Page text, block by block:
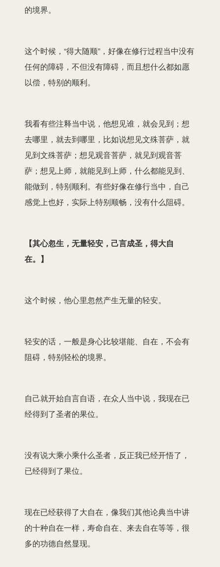
的境界。
这个时候，“得大随顺”，好像在修行过程当中没有
任何的障碍，不但没有障碍，而且想什么都如愿
以偿，特别的顺利。
我看有些注释当中说，他想见谁，就会见到；想
去哪里，就去到哪里，比如说想见文殊菩萨，就
见到文殊菩萨；想见观音菩萨，就见到观音菩
萨；想见上师，就能见到上师，什么都能见到、
能做到，特别顺利。有些好像在修行当中，自己
感觉上也好，实际上特别顺畅，没有什么阻碍。
【其心忽生，无量轻安，己言成圣，得大自
在。 】
这个时候，他心里忽然产生无量的轻安。
轻安的话，一般是身心比较堪能、自在，不会有
阻碍，特别轻松的境界。
自己就开始自言自语，在众人当中说，我现在已
经得到了圣者的果位。
没有说大乘小乘什么圣者，反正我已经开悟了，
已经得到了果位。
现在已经获得了大自在，像我们其他论典当中讲
的十种自在一样，寿命自在、来去自在等等，很
多的功德自然显现。